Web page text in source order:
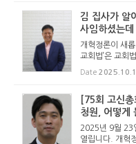
김 집사가 알
사임하셨는
개혁정론이 새
교회법’은 교회
다. 기독교보와
기독교보의 허
Date
[75회 고신
청원, 어떻게
2025년 9월 23
열립니다. 개혁